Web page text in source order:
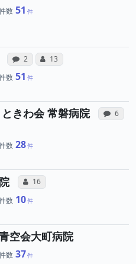
数 51
感想投稿（合算）
2 病院への声と、所属医
コミュニケーション・タイ
13 所属医師へのコ
数 51
きわ会 常磐病院 感想投
6 病
・タイプ（合算）
へのコミュニケーション・タ
数 28
コミュニケーション・タイプ（合
16 所属医師へのコミュ
数 10
空会大町病院
数 37